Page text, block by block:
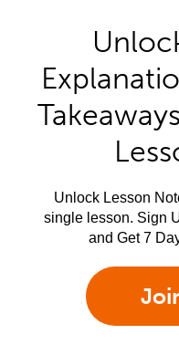
Unlock Lesson
single lesson. Sign
and Get 7